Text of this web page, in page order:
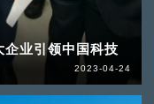
业引领中国科技
2023-04-24